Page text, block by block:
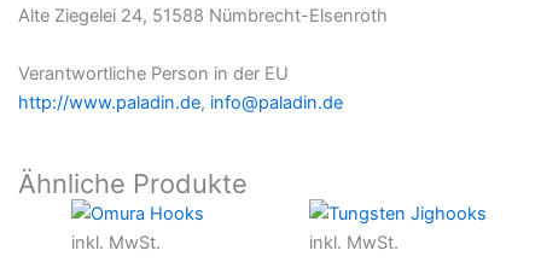
Alte Ziegelei 24, 51588 Nümbrecht-Elsenroth
Verantwortliche Person in der EU
http://www.paladin.de, info@paladin.de
Ähnliche Produkte
inkl. MwSt. inkl. MwSt.